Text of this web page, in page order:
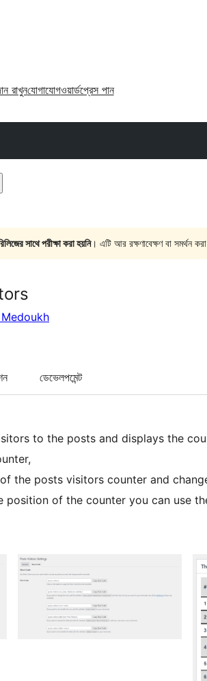
রাখুনযোগাযোগওয়ার্ডপ্রেস পান
সাথে পরীক্ষা করা হয়নি। এটি আর রক্ষণাবেক্ষণ বা সমর্থন
ডেভেলপমেন্ট
to the posts and displays the
the posts visitors counter and
of the counter you can use